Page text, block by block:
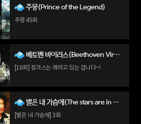
주몽(Prince of the Legend)
주몽 45회
베토벤 바이러스(Beethoven Virus)
[10회] 징크스는 깨라고 있는 겁니다~!
별은 내 가슴에(The stars are in my heart)
[별은 내 가슴에] 3회